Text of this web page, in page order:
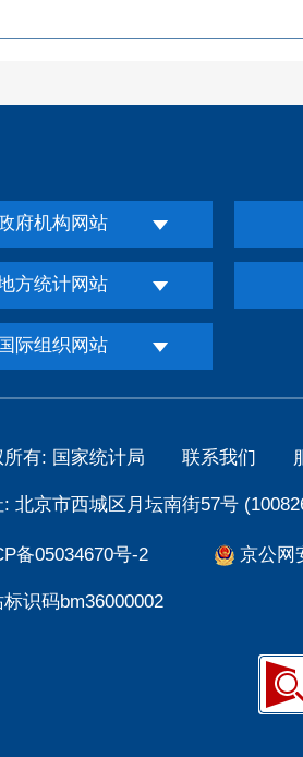
府机构网站
方统计网站
国际组织网站
所有: 国家统计局 联系我们
: 北京市西城区月坛南街57号
备05034670号-2 京公网
标识码bm36000002